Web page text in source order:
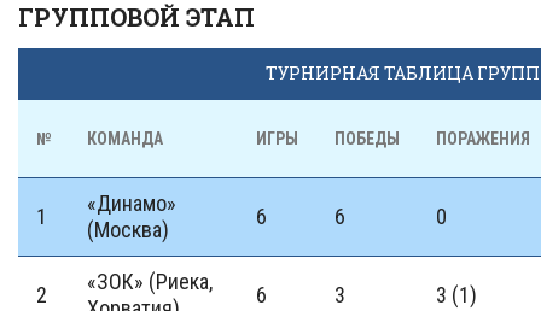
ГРУППОВОЙ ЭТАП
ТУРНИРНАЯ ТАБЛИЦА
№ КОМАНДА ИГРЫ ПОБЕДЫ ПОРАЖЕНИЯ
1
«Динамо»
(Москва)
6 6 0
2
«ЗОК» (Риека,
6 3 3 (1)